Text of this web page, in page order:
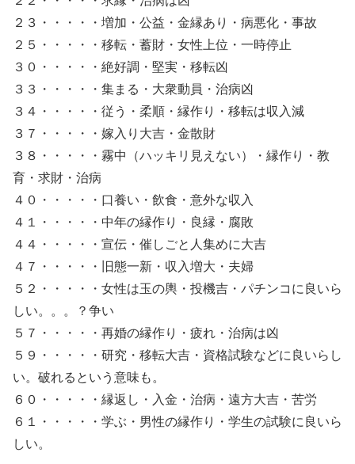
２３・・・・・増加・公益・金縁あり・病悪化・事故
２５・・・・・移転・蓄財・女性上位・一時停止
３０・・・・・絶好調・堅実・移転凶
３３・・・・・集まる・大衆動員・治病凶
３４・・・・・従う・柔順・縁作り・移転は収入減
３７・・・・・嫁入り大吉・金散財
３８・・・・・霧中（ハッキリ見えない）・縁作り・教
育・求財・治病
４０・・・・・口養い・飲食・意外な収入
４１・・・・・中年の縁作り・良縁・腐敗
４４・・・・・宣伝・催しごと人集めに大吉
４７・・・・・旧態一新・収入増大・夫婦
５２・・・・・女性は玉の輿・投機吉・パチンコに良いら
しい。。。？争い
５７・・・・・再婚の縁作り・疲れ・治病は凶
５９・・・・・研究・移転大吉・資格試験などに良いらし
い。破れるという意味も。
６０・・・・・縁返し・入金・治病・遠方大吉・苦労
６１・・・・・学ぶ・男性の縁作り・学生の試験に良いら
しい。